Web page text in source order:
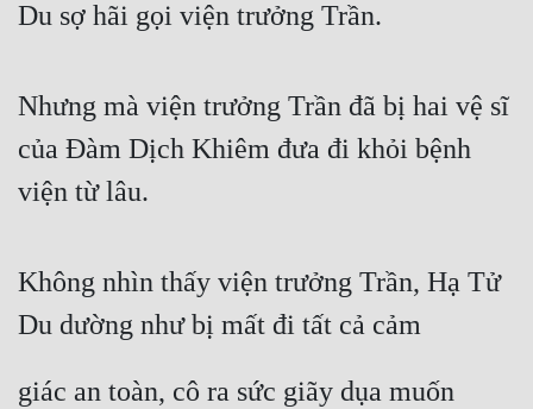
Du sợ hãi gọi viện trưởng Trần.
Nhưng mà viện trưởng Trần đã bị hai vệ sĩ
của Đàm Dịch Khiêm đưa đi khỏi bệnh
viện từ lâu.
Không nhìn thấy viện trưởng Trần, Hạ Tử
Du dường như bị mất đi tất cả cảm
giác an toàn, cô ra sức giãy dụa muốn